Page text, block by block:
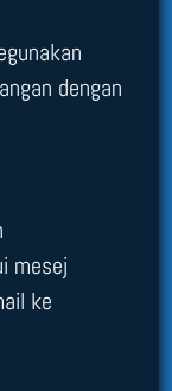
dengan
mesej
ke